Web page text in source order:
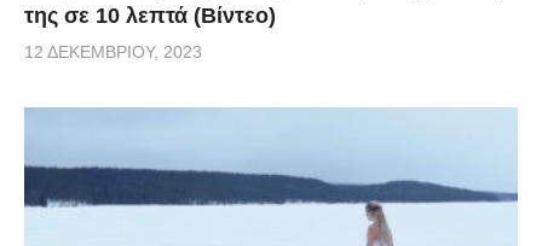
της σε 10 λεπτά (Βίντεο)
12 ΔΕΚΕΜΒΡΊΟΥ, 2023